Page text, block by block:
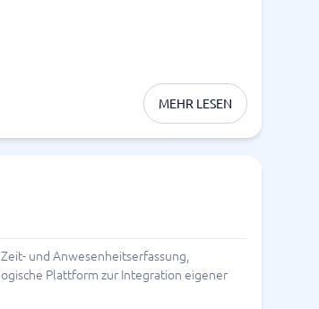
MEHR LESEN
und Anwesenheitserfassung,
Plattform zur Integration eigener